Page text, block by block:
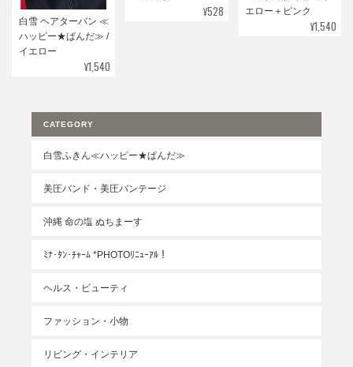
白雪 ヘアターバン ≪
ハッピー★ぱんだ≫ /
イエロー
¥1,540
¥528
エロー＋ピンク
¥1,540
CATEGORY
白雪ふきん≪ハッピー★ぱんだ≫
美圧バンド・美圧バンテージ
沖縄 命の塩 ぬちまーす
ﾐﾅ･ﾀﾝ･ﾁｬｰﾑ *PHOTOﾘﾆｭｰｱﾙ！
ヘルス・ビューティ
ファッション・小物
リビング・インテリア